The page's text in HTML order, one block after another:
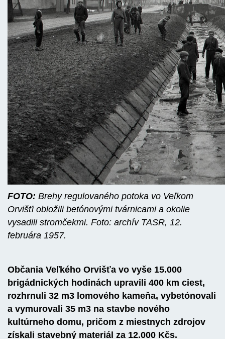
FOTO: Brehy regulovaného potoka vo Veľkom
Orvišťi obložili betónovými tvárnicami a okolie
vysadili stromčekmi. Foto: archív TASR, 12.
februára 1957.
Občania Veľkého Orvišťa vo vyše 15.000
brigádnických hodinách upravili 400 km ciest,
rozhrnuli 32 m3 lomového kameňa, vybetónovali
a vymurovali 35 m3 na stavbe nového
kultúrneho domu, pričom z miestnych zdrojov
získali stavebný materiál za 12.000 Kčs.